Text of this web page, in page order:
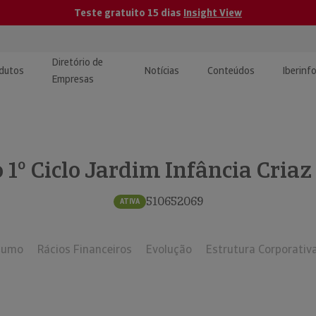
Teste gratuito 15 dias Insight View
e Monitorização de
Diretório de
Empresas
Notícias Conteúdos
| Estudos e
1º Ciclo Jardim Infância
ATIVA 510652069
Rácios Financeiros Evolução Estrutura Corporativa